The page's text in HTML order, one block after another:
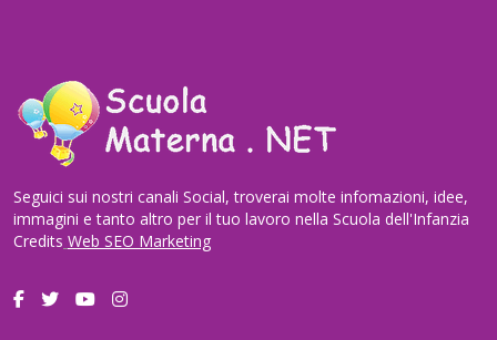
Seguici sui nostri canali Social, troverai molte infomazioni, idee,
immagini e tanto altro per il tuo lavoro nella Scuola dell'Infanzia
Credits Web SEO Marketing